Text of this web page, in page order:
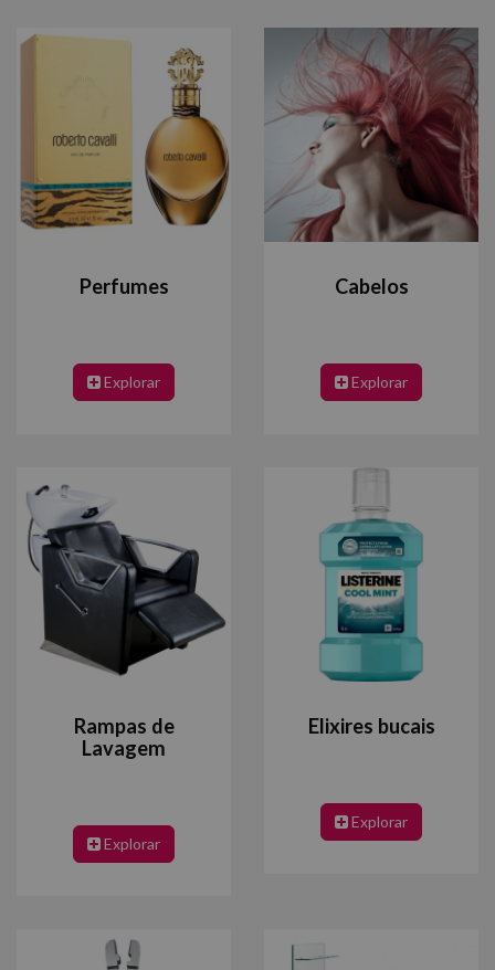
Perfumes
Explorar
Cabelos
Explorar
Rampas de
Lavagem
Explorar
Elixires bucais
Explorar